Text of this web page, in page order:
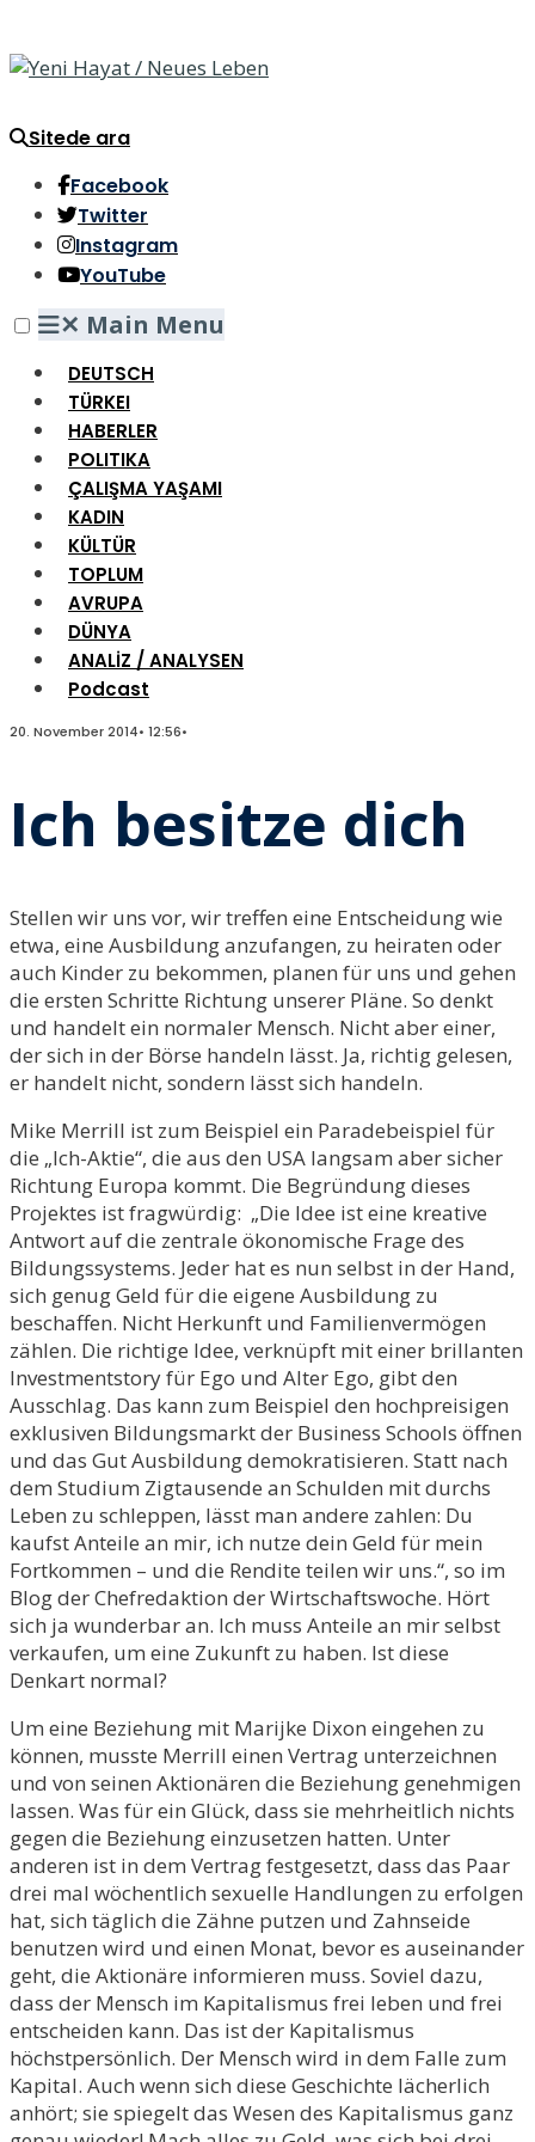
Sitede ara
Facebook
Twitter
Instagram
YouTube
✕ Main Menu
DEUTSCH
TÜRKEI
HABERLER
POLITIKA
ÇALIŞMA YAŞAMI
KADIN
KÜLTÜR
TOPLUM
AVRUPA
DÜNYA
ANALİZ / ANALYSEN
Podcast
20. November 2014• 12:56•
Ich besitze dich
Stellen wir uns vor, wir treffen eine Entscheidung wie
etwa, eine Ausbildung anzufangen, zu heiraten oder
auch Kinder zu bekommen, planen für uns und gehen
die ersten Schritte Richtung unserer Pläne. So denkt
und handelt ein normaler Mensch. Nicht aber einer,
der sich in der Börse handeln lässt. Ja, richtig gelesen,
er handelt nicht, sondern lässt sich handeln.
Mike Merrill ist zum Beispiel ein Paradebeispiel für
die „Ich-Aktie“, die aus den USA langsam aber sicher
Richtung Europa kommt. Die Begründung dieses
Projektes ist fragwürdig: „Die Idee ist eine kreative
Antwort auf die zentrale ökonomische Frage des
Bildungssystems. Jeder hat es nun selbst in der Hand,
sich genug Geld für die eigene Ausbildung zu
beschaffen. Nicht Herkunft und Familienvermögen
zählen. Die richtige Idee, verknüpft mit einer brillanten
Investmentstory für Ego und Alter Ego, gibt den
Ausschlag. Das kann zum Beispiel den hochpreisigen
exklusiven Bildungsmarkt der Business Schools öffnen
und das Gut Ausbildung demokratisieren. Statt nach
dem Studium Zigtausende an Schulden mit durchs
Leben zu schleppen, lässt man andere zahlen: Du
kaufst Anteile an mir, ich nutze dein Geld für mein
Fortkommen – und die Rendite teilen wir uns.“, so im
Blog der Chefredaktion der Wirtschaftswoche. Hört
sich ja wunderbar an. Ich muss Anteile an mir selbst
verkaufen, um eine Zukunft zu haben. Ist diese
Denkart normal?
Um eine Beziehung mit Marijke Dixon eingehen zu
können, musste Merrill einen Vertrag unterzeichnen
und von seinen Aktionären die Beziehung genehmigen
lassen. Was für ein Glück, dass sie mehrheitlich nichts
gegen die Beziehung einzusetzen hatten. Unter
anderen ist in dem Vertrag festgesetzt, dass das Paar
drei mal wöchentlich sexuelle Handlungen zu erfolgen
hat, sich täglich die Zähne putzen und Zahnseide
benutzen wird und einen Monat, bevor es auseinander
geht, die Aktionäre informieren muss. Soviel dazu,
dass der Mensch im Kapitalismus frei leben und frei
entscheiden kann. Das ist der Kapitalismus
höchstpersönlich. Der Mensch wird in dem Falle zum
Kapital. Auch wenn sich diese Geschichte lächerlich
anhört; sie spiegelt das Wesen des Kapitalismus ganz